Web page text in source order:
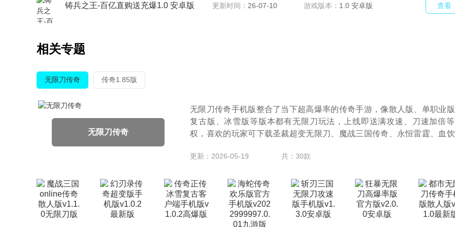
铸兵之王-百亿直购送充爆1.0 安卓版 更新时间： 26-07-10 游戏版本： 1.0 安卓版 查看
相关专题
无限刀传奇 传奇1.85版
无限刀传奇
无限刀传奇手机版整合了当下超高爆率的传奇手游，像散人版、单职业版
复古版、冰雪版等版本都有无限刀玩法，上线即送满攻速、刀速加倍
权，喜欢的玩家可下载圣裁超变无限刀、魔战三国传奇、永恒雷霆、血
更新：2026-05-19 共：30款